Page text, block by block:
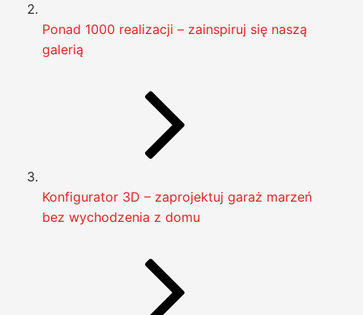
Ponad 1000 realizacji – zainspiruj się naszą
galerią
Konfigurator 3D – zaprojektuj garaż marzeń
bez wychodzenia z domu